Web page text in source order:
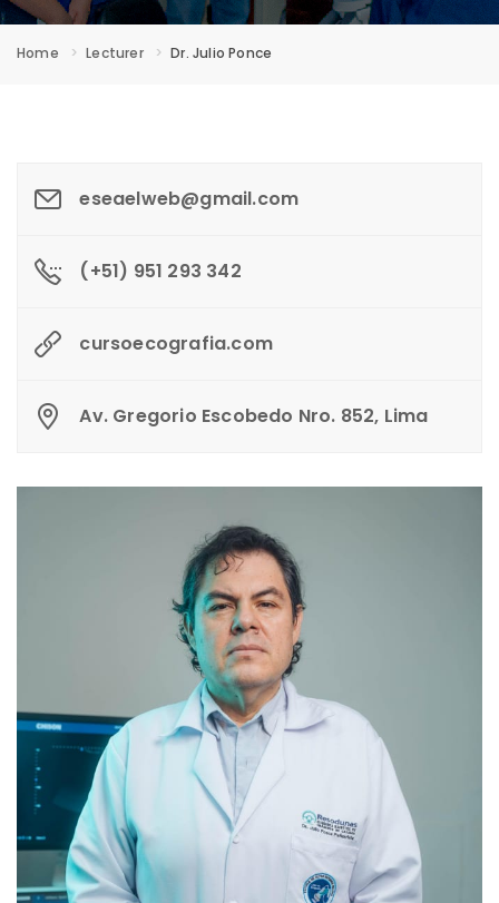
Home Lecturer Dr. Julio Ponce
eseaelweb@gmail.com
(+51) 951 293 342
cursoecografia.com
Av. Gregorio Escobedo Nro. 852, Lima